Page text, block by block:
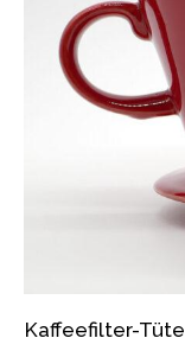
Kaffeefilter-Tüte